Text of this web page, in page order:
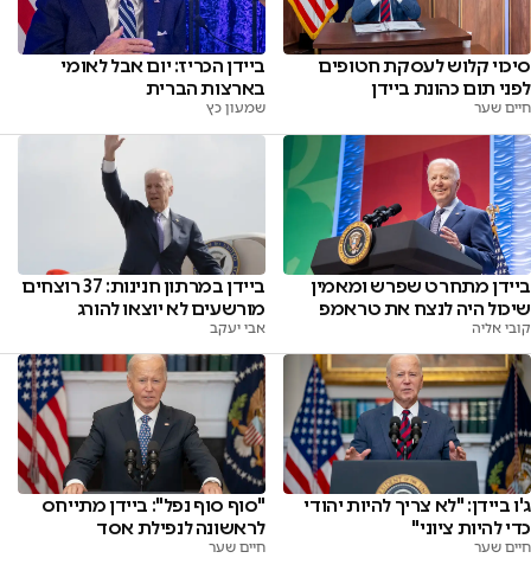
סיכוי קלוש לעסקת חטופים
לפני תום כהונת ביידן
חיים שער
ביידן הכריז: יום אבל לאומי
בארצות הברית
שמעון כץ
ביידן מתחרט שפרש ומאמין
שיכול היה לנצח את טראמפ
קובי אליה
ביידן במרתון חנינות: 37 רוצחים
מורשעים לא יוצאו להורג
אבי יעקב
ג'ו ביידן: "לא צריך להיות יהודי
כדי להיות ציוני"
חיים שער
"סוף סוף נפל": ביידן מתייחס
לראשונה לנפילת אסד
חיים שער